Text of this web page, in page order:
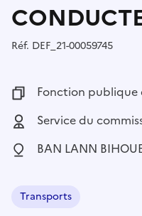
Réf. Référence :
DEF_21-00059745
Fonction publique :
Fonction publique
Employeur :
Service du
Localisation :
BAN LANN
Domaine :
Transports